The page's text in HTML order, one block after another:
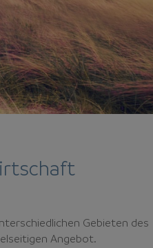
Gebieten des
Angebot.